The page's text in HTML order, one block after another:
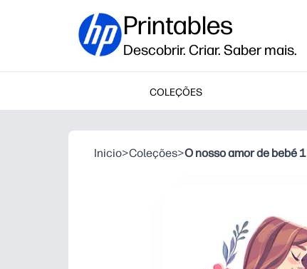
Printables
Descobrir. Criar. Saber mais.
COLEÇÕES
Inicio>Coleções>O nosso amor de bebé 1